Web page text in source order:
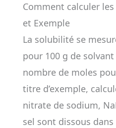
Comment calculer
et Exemple
La solubilité se
pour 100 g de
nombre de moles
titre d’exemple,
nitrate de sodium,
sel sont dissous dans